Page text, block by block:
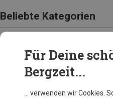
Beliebte Kategorien
Für Deine
Bergzeit...
… verwenden wir Cookies.